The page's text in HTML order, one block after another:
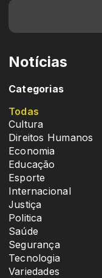
Notícias
Categorias
Todas
Cultura
Direitos Humanos
Economia
Educação
Esporte
Internacional
Justiça
Politica
Saúde
Segurança
Tecnologia
Variedades